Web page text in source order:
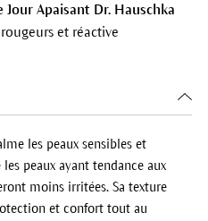
Apaisant Dr. Hauschka
et réactive
les peaux sensibles et
peaux ayant tendance aux
moins irritées. Sa texture
et confort tout au